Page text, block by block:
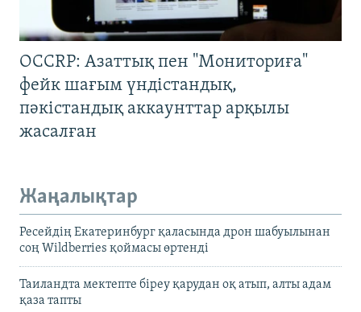
OCCRP: Азаттық пен "Мониториға"
фейк шағым үндістандық,
пәкістандық аккаунттар арқылы
жасалған
Жаңалықтар
Ресейдің Екатеринбург қаласында дрон шабуылынан
соң Wildberries қоймасы өртенді
Таиландта мектепте біреу қарудан оқ атып, алты адам
қаза тапты